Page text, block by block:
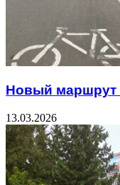
Новый маршрут
13.03.2026